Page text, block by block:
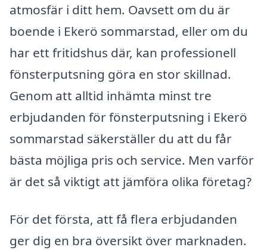
atmosfär i ditt hem. Oavsett om du är
boende i Ekerö sommarstad, eller om du
har ett fritidshus där, kan professionell
fönsterputsning göra en stor skillnad.
Genom att alltid inhämta minst tre
erbjudanden för fönsterputsning i Ekerö
sommarstad säkerställer du att du får
bästa möjliga pris och service. Men varför
är det så viktigt att jämföra olika företag?
För det första, att få flera erbjudanden
ger dig en bra översikt över marknaden.